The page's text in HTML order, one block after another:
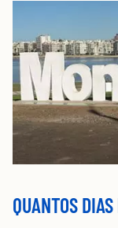
QUANTOS